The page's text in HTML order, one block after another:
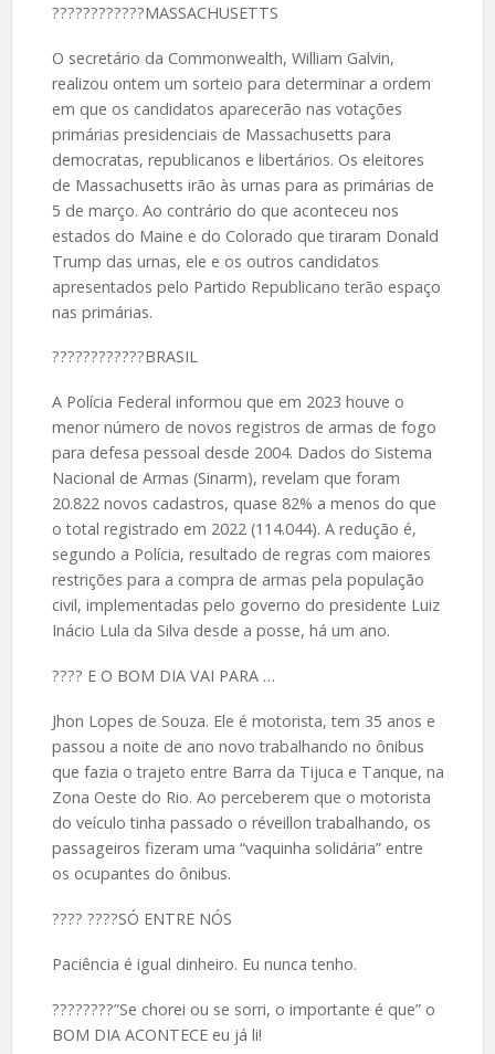
????️????????MASSACHUSETTS
O secretário da Commonwealth, William Galvin,
realizou ontem um sorteio para determinar a ordem
em que os candidatos aparecerão nas votações
primárias presidenciais de Massachusetts para
democratas, republicanos e libertários. Os eleitores
de Massachusetts irão às urnas para as primárias de
5 de março. Ao contrário do que aconteceu nos
estados do Maine e do Colorado que tiraram Donald
Trump das urnas, ele e os outros candidatos
apresentados pelo Partido Republicano terão espaço
nas primárias.
????️????????BRASIL
A Polícia Federal informou que em 2023 houve o
menor número de novos registros de armas de fogo
para defesa pessoal desde 2004. Dados do Sistema
Nacional de Armas (Sinarm), revelam que foram
20.822 novos cadastros, quase 82% a menos do que
o total registrado em 2022 (114.044). A redução é,
segundo a Polícia, resultado de regras com maiores
restrições para a compra de armas pela população
civil, implementadas pelo governo do presidente Luiz
Inácio Lula da Silva desde a posse, há um ano.
????️ E O BOM DIA VAI PARA …
Jhon Lopes de Souza. Ele é motorista, tem 35 anos e
passou a noite de ano novo trabalhando no ônibus
que fazia o trajeto entre Barra da Tijuca e Tanque, na
Zona Oeste do Rio. Ao perceberem que o motorista
do veículo tinha passado o réveillon trabalhando, os
passageiros fizeram uma “vaquinha solidária” entre
os ocupantes do ônibus.
????️ ????SÓ ENTRE NÓS
Paciência é igual dinheiro. Eu nunca tenho.
????????”Se chorei ou se sorri, o importante é que” o
BOM DIA ACONTECE eu já li!